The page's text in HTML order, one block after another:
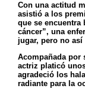
Con una actitud
asistió a los
que se encuentra
cáncer”, una
jugar, pero no
Acompañada por
actriz platicó
agradeció los
radiante para la